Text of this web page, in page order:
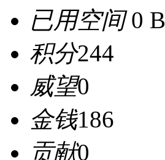
已用空间0 B
积分244
威望0
金钱186
贡献0